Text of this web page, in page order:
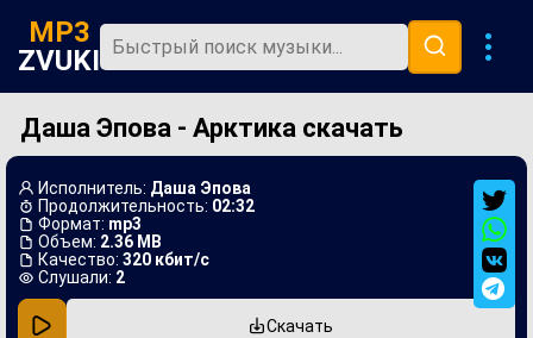
MP3
ZVUKI
Главная
Популярная
В машину
Музыка 80х
Ремиксы
Даша Эпова - Арктика скачать
Исполнитель: Даша Эпова
Продолжительность: 02:32
Формат: mp3
Объем: 2.36 MB
Качество: 320 кбит/с
Слушали: 2
Скачать